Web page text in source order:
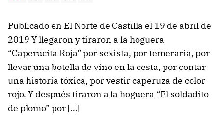
Publicado en El Norte de Castilla el 19 de abril de
2019 Y llegaron y tiraron a la hoguera
“Caperucita Roja” por sexista, por temeraria, por
llevar una botella de vino en la cesta, por contar
una historia tóxica, por vestir caperuza de color
rojo. Y después tiraron a la hoguera “El soldadito
de plomo” por […]